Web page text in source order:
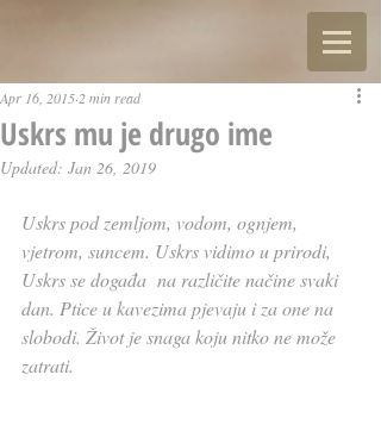
Uskrs mu je drugo ime
Apr 16, 2015 2 min read
Updated: Jan 26, 2019
Uskrs pod zemljom, vodom, ognjem,
vjetrom, suncem. Uskrs vidimo u prirodi,
Uskrs se događa  na različite načine svaki
dan. Ptice u kavezima pjevaju i za one na
slobodi. Život je snaga koju nitko ne može
zatrati.